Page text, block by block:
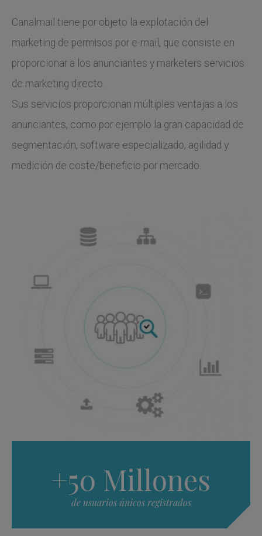
Canalmail tiene por objeto la explotación del
marketing de permisos por e-mail, que consiste en
proporcionar a los anunciantes y marketers servicios
de marketing directo.
Sus servicios proporcionan múltiples ventajas a los
anunciantes, como por ejemplo la gran capacidad de
segmentación, software especializado, agilidad y
medición de coste/beneficio por mercado.
+50 Millones
de usuarios únicos registrados